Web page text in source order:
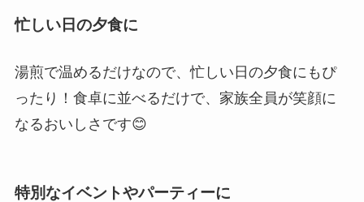
忙しい日の夕食に
湯煎で温めるだけなので、忙しい日の夕食にもぴ
ったり！食卓に並べるだけで、家族全員が笑顔に
なるおいしさです😊
特別なイベントやパーティーに